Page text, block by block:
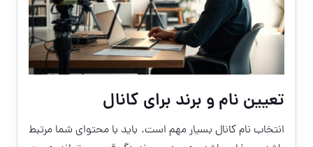
تعیین نام و برند برای کانال
انتخاب نام کانال بسیار مهم است. باید با محتوای شما مرتبط